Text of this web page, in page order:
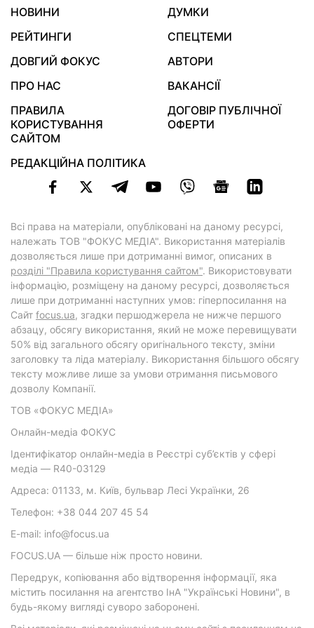
НОВИНИ
ДУМКИ
РЕЙТИНГИ
СПЕЦТЕМИ
ДОВГИЙ ФОКУС
АВТОРИ
ПРО НАС
ВАКАНСІЇ
ПРАВИЛА
КОРИСТУВАННЯ
САЙТОМ
ДОГОВІР ПУБЛІЧНОЇ
ОФЕРТИ
РЕДАКЦІЙНА ПОЛІТИКА
Всі права на матеріали, опубліковані на даному ресурсі,
належать ТОВ "ФОКУС МЕДІА". Використання матеріалів
дозволяється лише при дотриманні вимог, описаних в
розділі "Правила користування сайтом". Використовувати
інформацію, розміщену на даному ресурсі, дозволяється
лише при дотриманні наступних умов: гіперпосилання на
Cайт focus.ua, згадки першоджерела не нижче першого
абзацу, обсягу використання, який не може перевищувати
50% від загального обсягу оригінального тексту, зміни
заголовку та ліда матеріалу. Використання більшого обсягу
тексту можливе лише за умови отримання письмового
дозволу Компанії.
ТОВ «ФОКУС МЕДІА»
Онлайн-медіа ФОКУС
Ідентифікатор онлайн-медіа в Реєстрі суб’єктів у сфері
медіа — R40-03129
Адреса: 01133, м. Київ, бульвар Лесі Українки, 26
Телефон: +38 044 207 45 54
E-mail: info@focus.ua
FOCUS.UA — більше ніж просто новини.
Передрук, копіювання або відтворення інформації, яка
містить посилання на агентство ІнА "Українські Новини", в
будь-якому вигляді суворо заборонені.